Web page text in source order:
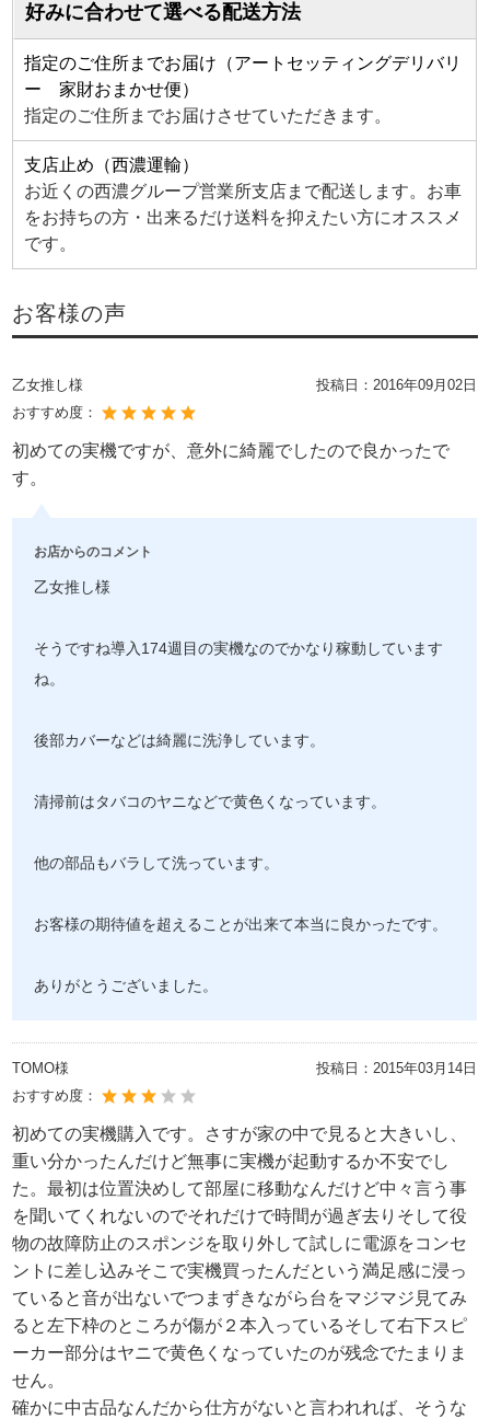
好みに合わせて選べる配送方法
指定のご住所までお届け（アートセッティングデリバリ
ー 家財おまかせ便）
指定のご住所までお届けさせていただきます。
支店止め（西濃運輸）
お近くの西濃グループ営業所支店まで配送します。お車
をお持ちの方・出来るだけ送料を抑えたい方にオススメ
です。
お客様の声
乙女推し様 投稿日：2016年09月02日
おすすめ度：
初めての実機ですが、意外に綺麗でしたので良かったで
す。
お店からのコメント
乙女推し様
そうですね導入174週目の実機なのでかなり稼動しています
ね。
後部カバーなどは綺麗に洗浄しています。
清掃前はタバコのヤニなどで黄色くなっています。
他の部品もバラして洗っています。
お客様の期待値を超えることが出来て本当に良かったです。
ありがとうございました。
TOMO様 投稿日：2015年03月14日
おすすめ度：
初めての実機購入です。さすが家の中で見ると大きいし、
重い分かったんだけど無事に実機が起動するか不安でし
た。最初は位置決めして部屋に移動なんだけど中々言う事
を聞いてくれないのでそれだけで時間が過ぎ去りそして役
物の故障防止のスポンジを取り外して試しに電源をコンセ
ントに差し込みそこで実機買ったんだという満足感に浸っ
ていると音が出ないでつまずきながら台をマジマジ見てみ
ると左下枠のところが傷が２本入っているそして右下スピ
ーカー部分はヤニで黄色くなっていたのが残念でたまりま
せん。
確かに中古品なんだから仕方がないと言われれば、そうな